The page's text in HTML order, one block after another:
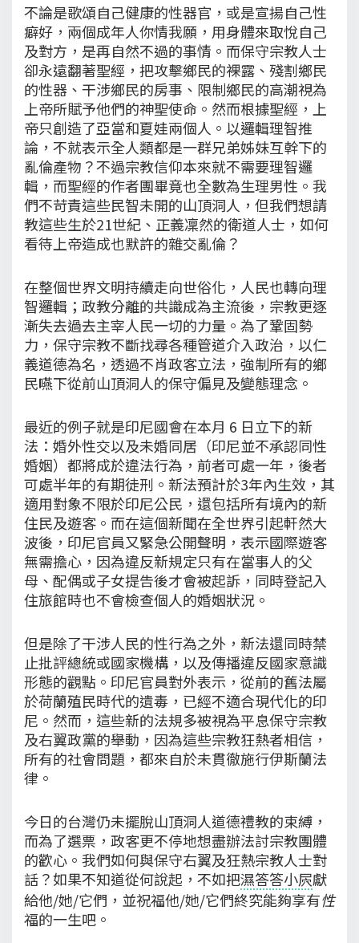
不論是歌頌自己健康的性器官，或是宣揚自己性
癖好，兩個成年人你情我願，用身體來取悅自己
及對方，是再自然不過的事情。而保守宗教人士
卻永遠翻著聖經，把攻擊鄉民的裸露、殘割鄉民
的性器、干涉鄉民的房事、限制鄉民的高潮視為
上帝所賦予他們的神聖使命。然而根據聖經，上
帝只創造了亞當和夏娃兩個人。以邏輯理智推
論，不就表示全人類都是一群兄弟姊妹互幹下的
亂倫產物？不過宗教信仰本來就不需要理智邏
輯，而聖經的作者團畢竟也全數為生理男性。我
們不苛責這些民智未開的山頂洞人，但我們想請
教這些生於21世紀、正義凜然的衛道人士，如何
看待上帝造成也默許的雜交亂倫？
在整個世界文明持續走向世俗化，人民也轉向理
智邏輯；政教分離的共識成為主流後，宗教更逐
漸失去過去主宰人民一切的力量。為了鞏固勢
力，保守宗教不斷找尋各種管道介入政治，以仁
義道德為名，透過不肖政客立法，強制所有的鄉
民嚥下從前山頂洞人的保守偏見及變態理念。
最近的例子就是印尼國會在本月 6 日立下的新
法：婚外性交以及未婚同居（印尼並不承認同性
婚姻）都將成於違法行為，前者可處一年，後者
可處半年的有期徒刑。新法預計於3年內生效，其
適用對象不限於印尼公民，還包括所有境內的新
住民及遊客。而在這個新聞在全世界引起軒然大
波後，印尼官員又緊急公開聲明，表示國際遊客
無需擔心，因為違反新規定只有在當事人的父
母、配偶或子女提告後才會被起訴，同時登記入
住旅館時也不會檢查個人的婚姻狀況。
但是除了干涉人民的性行為之外，新法還同時禁
止批評總統或國家機構，以及傳播違反國家意識
形態的觀點。印尼官員對外表示，從前的舊法屬
於荷蘭殖民時代的遺毒，已經不適合現代化的印
尼。然而，這些新的法規多被視為平息保守宗教
及右翼政黨的舉動，因為這些宗教狂熱者相信，
所有的社會問題，都來自於未貫徹施行伊斯蘭法
律。
今日的台灣仍未擺脫山頂洞人道德禮教的束縛，
而為了選票，政客更不停地想盡辦法討宗教團體
的歡心。我們如何與保守右翼及狂熱宗教人士對
話？如果不知道從何說起，不如把濕答答小屄獻
給他/她/它們，並祝福他/她/它們終究能夠享有性
福的一生吧。